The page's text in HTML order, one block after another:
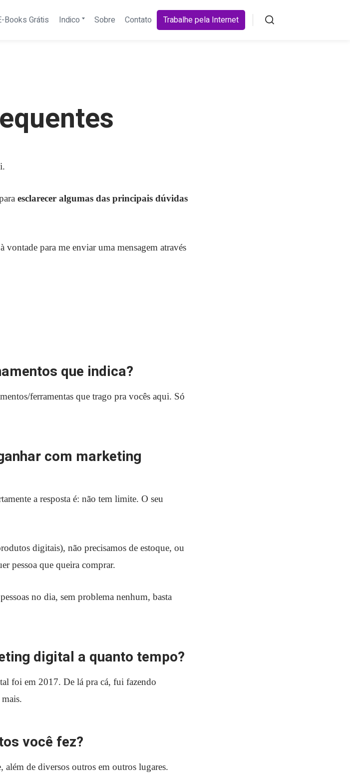
Books Grátis Indico
Expandir
menu
Sobre Contato Trabalhe pela Internet
esclarecer algumas das principais dúvidas
vontade para me enviar uma mensagem através
que indica?
ferramentas que trago pra vocês aqui. Só
com marketing
a resposta é: não tem limite. O seu
digitais), não precisamos de estoque, ou
pessoa que queira comprar.
no dia, sem problema nenhum, basta
digital a quanto tempo?
foi em 2017. De lá pra cá, fui fazendo
você fez?
de diversos outros em outros lugares.